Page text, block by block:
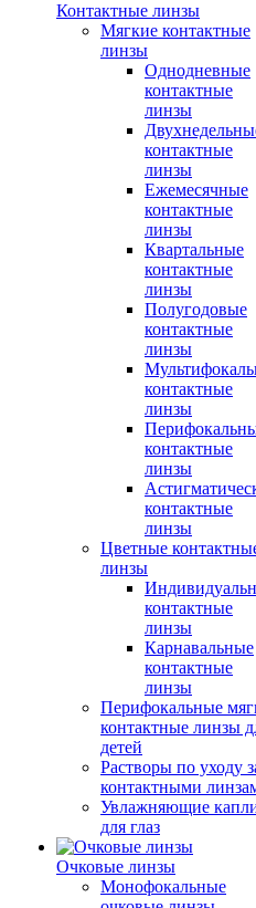
Контактные линзы
Мягкие контактные
линзы
Однодневные
контактные
линзы
контактные
линзы
Ежемесячные
контактные
линзы
Квартальные
контактные
линзы
Полугодовые
контактные
линзы
контактные
линзы
контактные
линзы
контактные
линзы
Цветные
линзы
контактные
линзы
Карнавальные
контактные
линзы
Перифокальные
контактные линзы
детей
Растворы по уходу
контактными
Увлажняющие
для глаз
Очковые линзы
Монофокальные